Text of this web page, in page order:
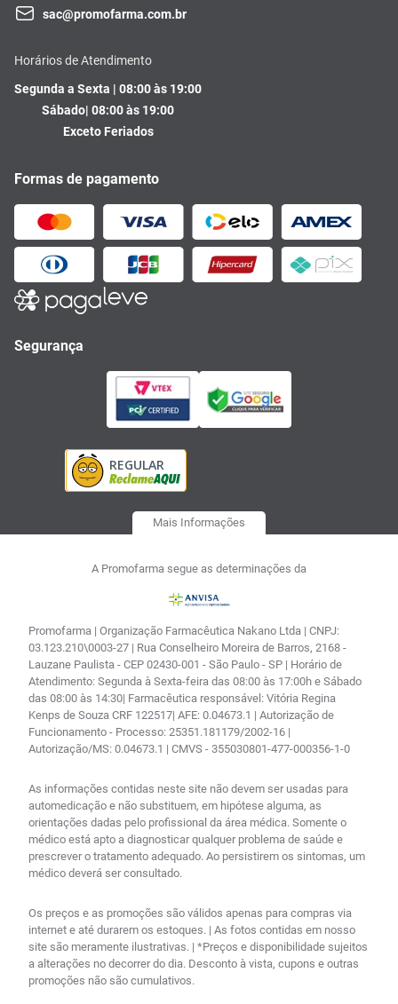
sac@promofarma.com.br
Horários de Atendimento
Segunda a Sexta | 08:00 às 19:00
Sábado| 08:00 às 19:00
Exceto Feriados
Formas de pagamento
Segurança
Mais Informações
A Promofarma segue as determinações da
Promofarma | Organização Farmacêutica Nakano Ltda | CNPJ:
03.123.210\0003-27 | Rua Conselheiro Moreira de Barros, 2168 -
Lauzane Paulista - CEP 02430-001 - São Paulo - SP | Horário de
Atendimento: Segunda à Sexta-feira das 08:00 às 17:00h e Sábado
das 08:00 às 14:30| Farmacêutica responsável: Vitória Regina
Kenps de Souza CRF 122517| AFE: 0.04673.1 | Autorização de
Funcionamento - Processo: 25351.181179/2002-16 |
Autorização/MS: 0.04673.1 | CMVS - 355030801-477-000356-1-0
As informações contidas neste site não devem ser usadas para
automedicação e não substituem, em hipótese alguma, as
orientações dadas pelo profissional da área médica. Somente o
médico está apto a diagnosticar qualquer problema de saúde e
prescrever o tratamento adequado. Ao persistirem os sintomas, um
médico deverá ser consultado.
Os preços e as promoções são válidos apenas para compras via
internet e até durarem os estoques. | As fotos contidas em nosso
site são meramente ilustrativas. | *Preços e disponibilidade sujeitos
a alterações no decorrer do dia. Desconto à vista, cupons e outras
promoções não são cumulativos.